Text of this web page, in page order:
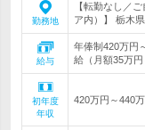
勤務地
【転勤なし／
ア内）】 栃木
給与
年俸制420万円
給（月額35万
初年度
年収
420万円～440